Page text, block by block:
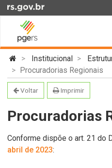
para
conteúdo
Ir
para
menu
para
busca
Início
conteúdo
Institucional
Procuradorias Regionais
Voltar Imprimir
Procuradorias
Conforme dispõe o art. 21 do
abril de 2023: